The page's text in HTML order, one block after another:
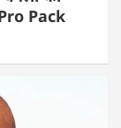
Pack